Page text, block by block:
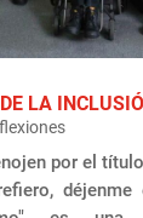
LA
por el
déjenme